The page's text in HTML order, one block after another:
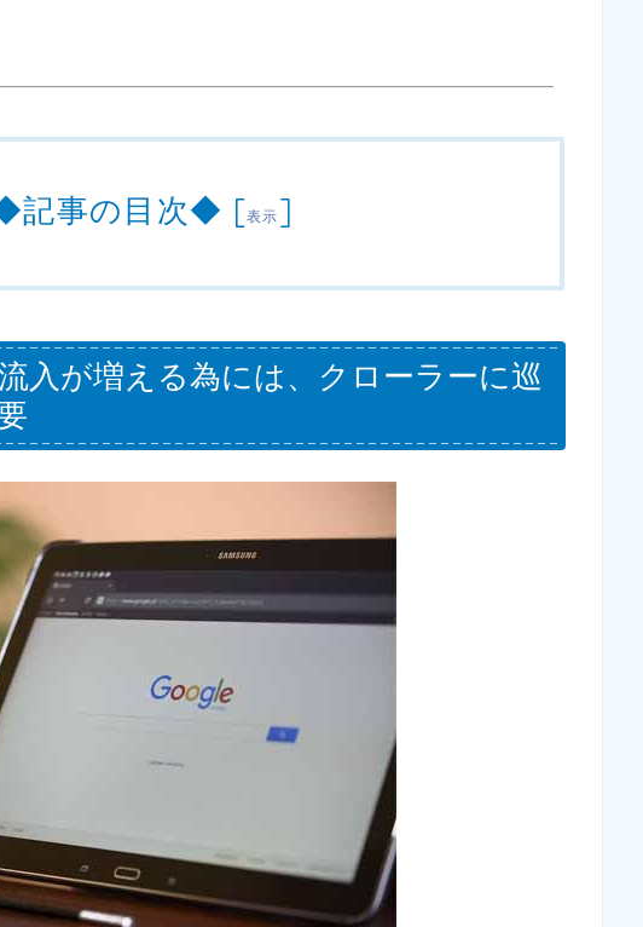
記事の目次◆ [表示 ]
入が増える為には、クローラーに巡